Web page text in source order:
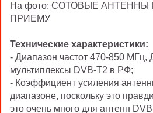
На фото: СОТОВЫЕ
ПРИЕМУ
Технические характеристики:
- Диапазон частот 470-850 МГц,
мультиплексы DVB-T2 в РФ;
- Коэффициент усиления
диапазоне, поскольку это
это очень много для антенн